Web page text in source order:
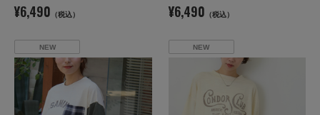
¥6,490 （税込） ¥6,490 （税込）
NEW NEW